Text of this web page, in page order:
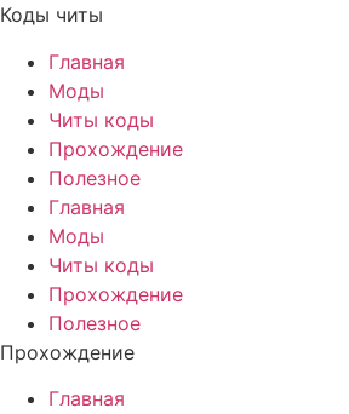
Коды читы
Главная
Моды
Читы коды
Прохождение
Полезное
Главная
Моды
Читы коды
Прохождение
Полезное
Прохождение
Главная